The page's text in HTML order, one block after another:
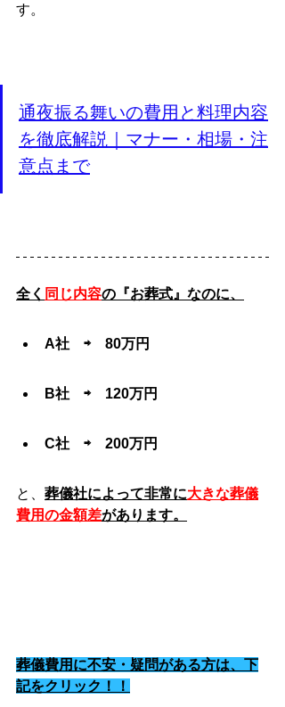
す。
通夜振る舞いの費用と料理内容
を徹底解説｜マナー・相場・注
意点まで
全く 同じ内容の『お葬式』なのに、
A社　⇨　80万円
B社　⇨　120万円
C社　⇨　200万円
と、 葬儀社によって非常に大きな葬儀
費用の金額差があります。
葬儀費用に不安・疑問がある方は、下
記をクリック！！